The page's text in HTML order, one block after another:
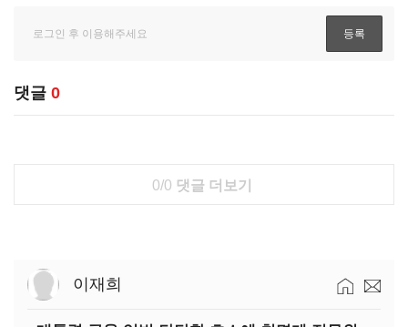
댓글 0
0/0 댓글 더보기
이재희